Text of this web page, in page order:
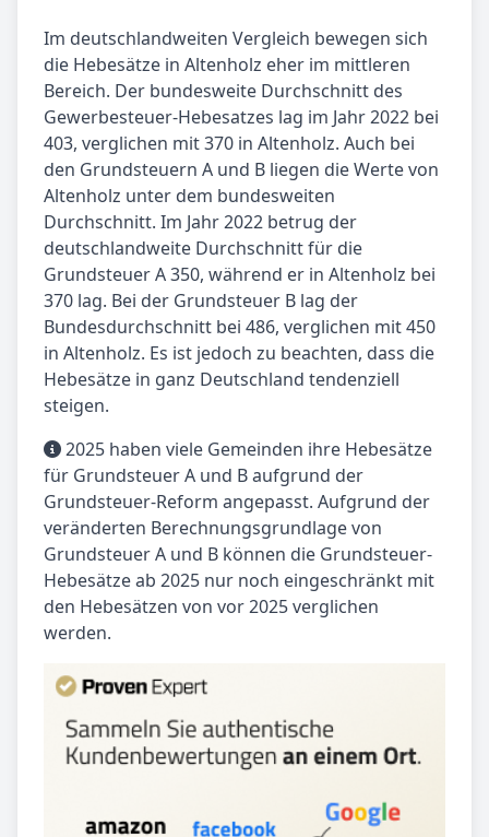
Im deutschlandweiten Vergleich bewegen sich
die Hebesätze in Altenholz eher im mittleren
Bereich. Der bundesweite Durchschnitt des
Gewerbesteuer-Hebesatzes lag im Jahr 2022 bei
403, verglichen mit 370 in Altenholz. Auch bei
den Grundsteuern A und B liegen die Werte von
Altenholz unter dem bundesweiten
Durchschnitt. Im Jahr 2022 betrug der
deutschlandweite Durchschnitt für die
Grundsteuer A 350, während er in Altenholz bei
370 lag. Bei der Grundsteuer B lag der
Bundesdurchschnitt bei 486, verglichen mit 450
in Altenholz. Es ist jedoch zu beachten, dass die
Hebesätze in ganz Deutschland tendenziell
steigen.
2025 haben viele Gemeinden ihre Hebesätze
für Grundsteuer A und B aufgrund der
Grundsteuer-Reform angepasst. Aufgrund der
veränderten Berechnungsgrundlage von
Grundsteuer A und B können die Grundsteuer-
Hebesätze ab 2025 nur noch eingeschränkt mit
den Hebesätzen von vor 2025 verglichen
werden.